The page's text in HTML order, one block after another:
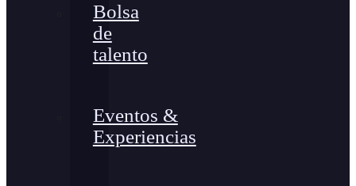
Bolsa
de
talento
Eventos &
Experiencias